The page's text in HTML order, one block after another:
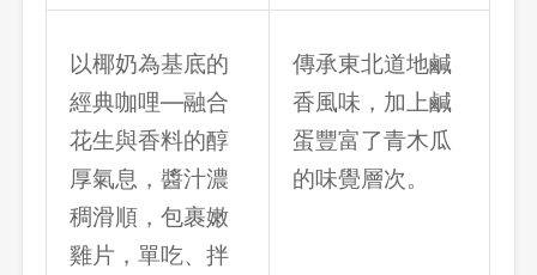
以椰奶為基底的
經典咖哩—融合
花生與香料的醇
厚氣息，醬汁濃
稠滑順，包裹嫩
雞片，單吃、拌
傳承東北道地鹹
香風味，加上鹹
蛋豐富了青木瓜
的味覺層次。
先不要 確認